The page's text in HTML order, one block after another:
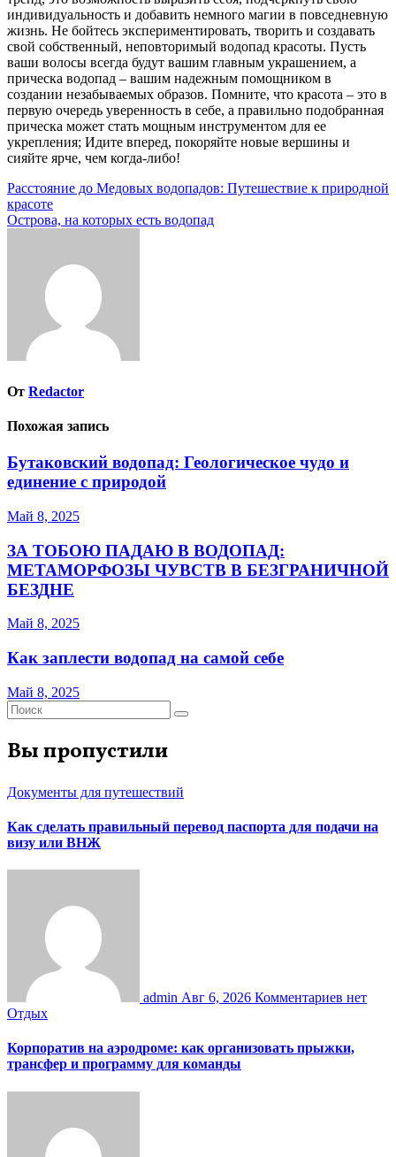
индивидуальность и добавить немного магии в повседневную
жизнь. Не бойтесь экспериментировать, творить и создавать
свой собственный, неповторимый водопад красоты. Пусть
ваши волосы всегда будут вашим главным украшением, а
прическа водопад – вашим надежным помощником в
создании незабываемых образов. Помните, что красота – это в
первую очередь уверенность в себе, а правильно подобранная
прическа может стать мощным инструментом для ее
укрепления; Идите вперед, покоряйте новые вершины и
сияйте ярче, чем когда-либо!
Навигация
по
Расстояние до Медовых водопадов: Путешествие к природной
красоте
Острова, на которых есть водопад
От Redactor
Похожая запись
Бутаковский водопад: Геологическое чудо и
единение с природой
Май 8, 2025
ЗА ТОБОЮ ПАДАЮ В ВОДОПАД:
МЕТАМОРФОЗЫ ЧУВСТВ В БЕЗГРАНИЧНОЙ
БЕЗДНЕ
Май 8, 2025
Как заплести водопад на самой себе
Май 8, 2025
Вы пропустили
Документы для путешествий
Как сделать правильный перевод паспорта для подачи на
визу или ВНЖ
admin Авг 6, 2026 Комментариев нет
Отдых
Корпоратив на аэродроме: как организовать прыжки,
трансфер и программу для команды